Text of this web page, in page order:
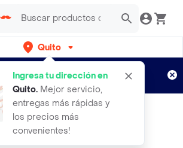
Quito
Ingresa tu dirección en
Quito. Mejor servicio,
entregas más rápidas y
los precios más
convenientes!
gratis por semanas
Aplican TyC